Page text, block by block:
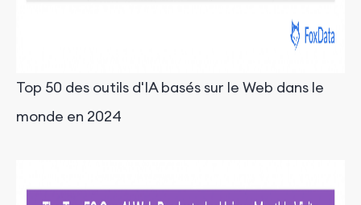
Top 50 des outils d'IA basés sur le Web dans le
monde en 2024